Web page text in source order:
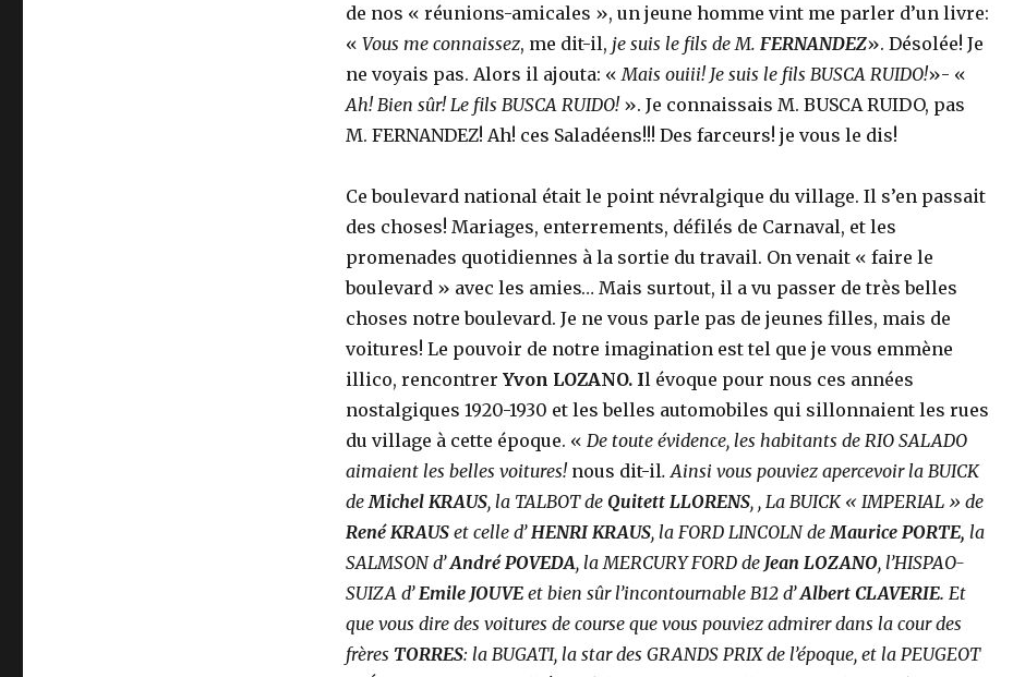
de nos « réunions-amicales », un jeune homme vint me parler d’un livre:
« Vous me connaissez, me dit-il, je suis le fils de M. FERNANDEZ». Désolée! Je
ne voyais pas. Alors il ajouta: «Mais ouiii! Je suis le fils BUSCA RUIDO!»- «
Ah! Bien sûr! Le fils BUSCA RUIDO!». Je connaissais M. BUSCA RUIDO, pas
M. FERNANDEZ! Ah! ces Saladéens!!! Des farceurs! je vous le dis!
Ce boulevard national était le point névralgique du village. Il s’en passait
des choses! Mariages, enterrements, défilés de Carnaval, et les
promenades quotidiennes à la sortie du travail. On venait « faire le
boulevard » avec les amies… Mais surtout, il a vu passer de très belles
choses notre boulevard. Je ne vous parle pas de jeunes filles, mais de
voitures! Le pouvoir de notre imagination est tel que je vous emmène
illico, rencontrer Yvon LOZANO. Il évoque pour nous ces années
nostalgiques 1920-1930 et les belles automobiles qui sillonnaient les rues
du village à cette époque. « De toute évidence, les habitants de RIO SALADO
aimaient les belles voitures! nous dit-il. Ainsi vous pouviez apercevoir la BUICK
deMichel KRAUS, la TALBOT de Quitett LLORENS, , La BUICK « IMPERIAL » de
René KRAUS et celle d’HENRI KRAUS, la FORD LINCOLN deMaurice PORTE, la
SALMSON d’André POVEDA, la MERCURY FORD de Jean LOZANO, l’HISPAO-
SUIZA d’Emile JOUVEet bien sûr l’incontournable B12 d’Albert CLAVERIE. Et
que vous dire des voitures de course que vous pouviez admirer dans la cour des
frères TORRES: la BUGATI, la star des GRANDS PRIX de l’époque, et la PEUGEOT